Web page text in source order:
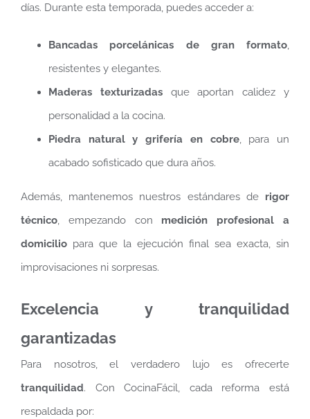
días. Durante esta temporada, puedes acceder a:
Bancadas porcelánicas de gran formato,
resistentes y elegantes.
Maderas texturizadasque aportan calidez y
personalidad a la cocina.
Piedra natural y grifería en cobre, para un
acabado sofisticado que dura años.
Además, mantenemos nuestros estándares de rigor
técnico, empezando con medición profesional a
domicilio para que la ejecución final sea exacta, sin
improvisaciones ni sorpresas.
Excelencia y tranquilidad
garantizadas
Para nosotros, el verdadero lujo es ofrecerte
tranquilidad. Con CocinaFácil, cada reforma está
respaldada por: